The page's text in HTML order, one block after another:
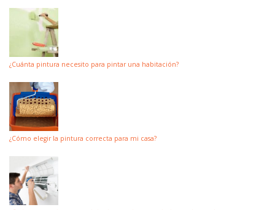
¿Cuánta pintura necesito para pintar una habitación?
¿Cómo elegir la pintura correcta para mi casa?